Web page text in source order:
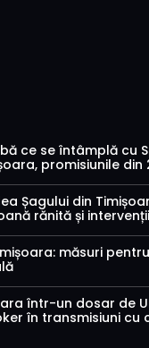
ce se întâmplă cu
promisiunile din
Șagului din
rănită și intervenții
măsuri
într-un dosar de
în transmisiuni cu